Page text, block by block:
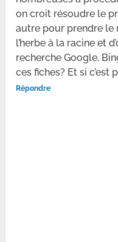
on croit résoudre le
autre pour prendre le
l’herbe à la racine et
recherche Google,
ces fiches? Et si
Répondre